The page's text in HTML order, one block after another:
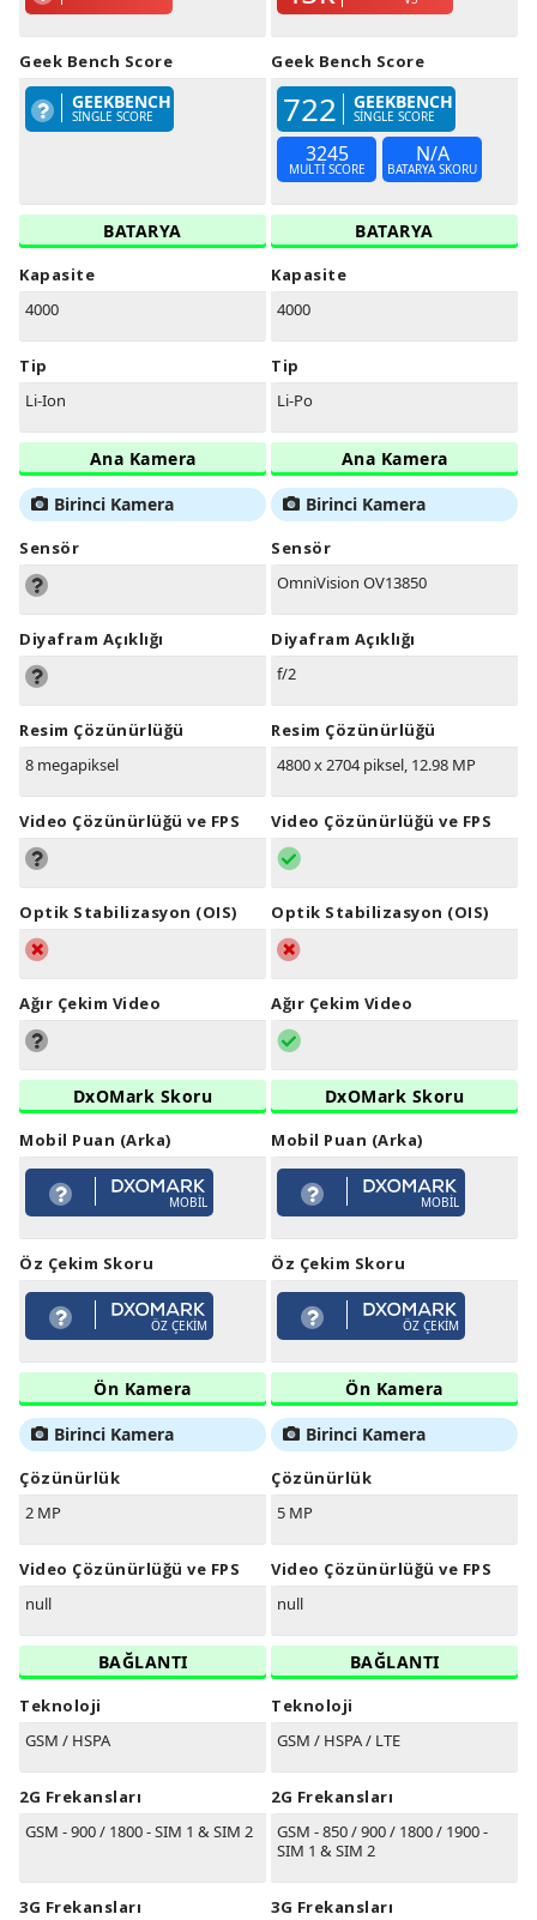
Geek Bench Score
GEEKBENCH
SINGLE SCORE
BATARYA
Kapasite
4000
Tip
Li-Ion
Ana Kamera
Birinci Kamera
Sensör
Diyafram Açıklığı
Resim Çözünürlüğü
8 megapiksel
Video Çözünürlüğü ve FPS
Optik Stabilizasyon (OIS)
Ağır Çekim Video
DxOMark Skoru
Mobil Puan (Arka)
MOBIL
Öz Çekim Skoru
ÖZ ÇEKIM
Ön Kamera
Birinci Kamera
Çözünürlük
2 MP
Video Çözünürlüğü ve FPS
null
BAĞLANTI
Teknoloji
GSM / HSPA
2G Frekansları
GSM - 900 / 1800 - SIM 1 & SIM 2
3G Frekansları
Geek Bench Score
722 GEEKBENCH
SINGLE SCORE
3245
MULTI SCORE
N/A
BATARYA SKORU
BATARYA
Kapasite
4000
Tip
Li-Po
Ana Kamera
Birinci Kamera
Sensör
OmniVision OV13850
Diyafram Açıklığı
f/2
Resim Çözünürlüğü
4800 x 2704 piksel, 12.98 MP
Video Çözünürlüğü ve FPS
Optik Stabilizasyon (OIS)
Ağır Çekim Video
DxOMark Skoru
Mobil Puan (Arka)
MOBIL
Öz Çekim Skoru
ÖZ ÇEKIM
Ön Kamera
Birinci Kamera
Çözünürlük
5 MP
Video Çözünürlüğü ve FPS
null
BAĞLANTI
Teknoloji
GSM / HSPA / LTE
2G Frekansları
GSM - 850 / 900 / 1800 / 1900 -
SIM 1 & SIM 2
3G Frekansları